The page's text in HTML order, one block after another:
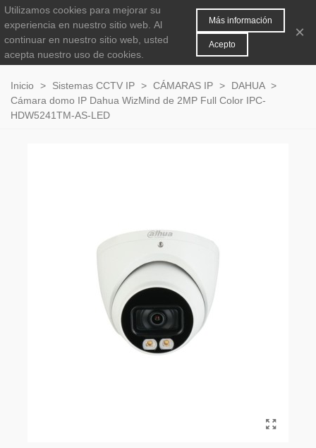
0
Inicio > Sistemas CCTV IP > CÁMARAS IP > DAHUA >
Cámara domo IP Dahua WizMind de 2MP Full Color IPC-
HDW5241TM-AS-LED
Utilizamos cookies para mejorar su
experiencia en nuestro sitio web. Al
continuar en nuestro sitio web, usted
acepta nuestro uso de cookies.
Más información
Acepto
×